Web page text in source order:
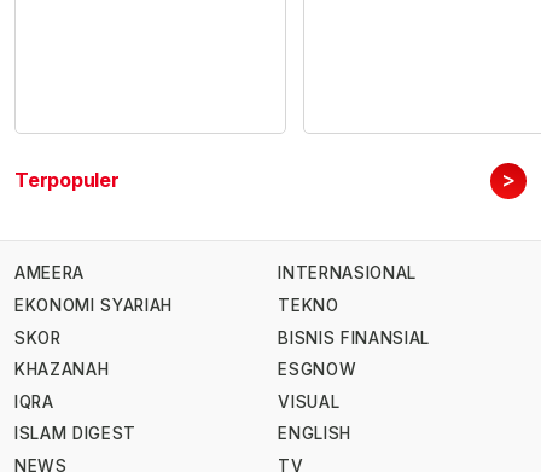
Terpopuler >
AMEERA
EKONOMI SYARIAH
SKOR
KHAZANAH
IQRA
ISLAM DIGEST
NEWS
INTERNASIONAL
TEKNO
BISNIS FINANSIAL
ESGNOW
VISUAL
ENGLISH
TV